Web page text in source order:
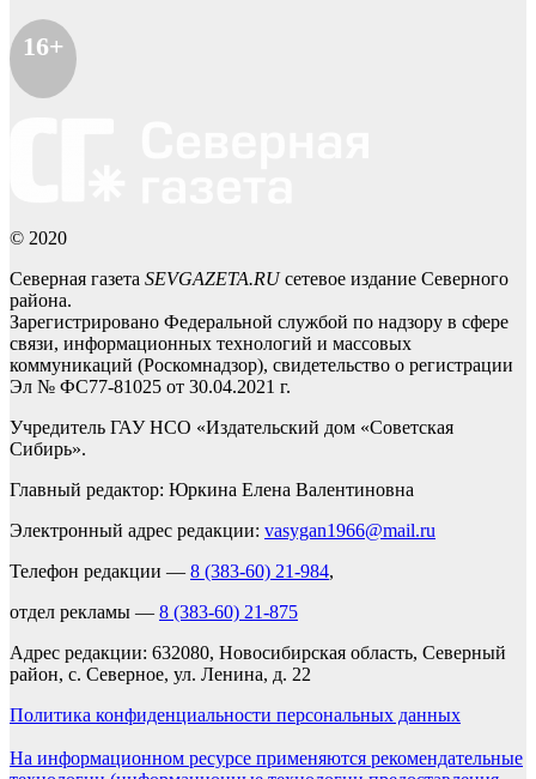
16+
© 2020
Северная газета SEVGAZETA.RUсетевое издание Северного
района.
Зарегистрировано Федеральной службой по надзору в сфере
связи, информационных технологий и массовых
коммуникаций (Роскомнадзор), свидетельство о регистрации
Эл № ФС77-81025 от 30.04.2021 г.
Учредитель ГАУ НСО «Издательский дом «Советская
Сибирь».
Главный редактор: Юркина Елена Валентиновна
Электронный адрес редакции: vasygan1966@mail.ru
Телефон редакции — 8 (383-60) 21-984,
отдел рекламы — 8 (383-60) 21-875
Адрес редакции: 632080, Новосибирская область, Северный
район, с. Северное, ул. Ленина, д. 22
Политика конфиденциальности персональных данных
На информационном ресурсе применяются рекомендательные